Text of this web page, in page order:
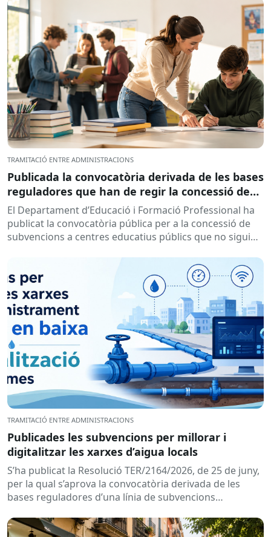
TRAMITACIÓ ENTRE ADMINISTRACIONS
Publicada la convocatòria derivada de les bases
reguladores que han de regir la concessió de
subvencions a centres educatius, per al
desenvolupament de programes de formació i
inserció, durant el curs 2026-2027
El Departament d’Educació i Formació Professional ha
publicat la convocatòria pública per a la concessió de
subvencions a centres educatius públics que no siguin
TRAMITACIÓ ENTRE ADMINISTRACIONS
Publicades les subvencions per millorar i
digitalitzar les xarxes d’aigua locals
S’ha publicat la Resolució TER/2164/2026, de 25 de juny,
per la qual s’aprova la convocatòria derivada de les
bases reguladores d’una línia de subvencions